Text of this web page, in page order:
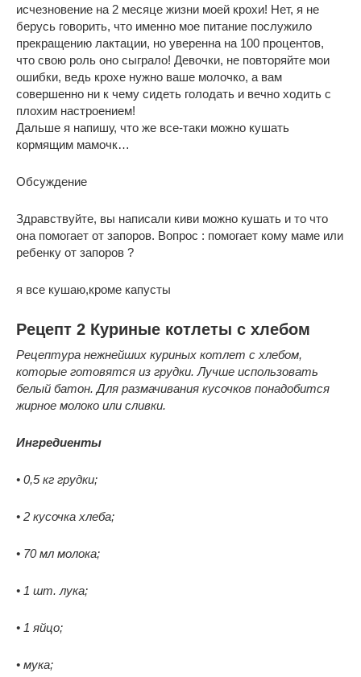
исчезновение на 2 месяце жизни моей крохи! Нет, я не
берусь говорить, что именно мое питание послужило
прекращению лактации, но уверенна на 100 процентов,
что свою роль оно сыграло! Девочки, не повторяйте мои
ошибки, ведь крохе нужно ваше молочко, а вам
совершенно ни к чему сидеть голодать и вечно ходить с
плохим настроением!
Дальше я напишу, что же все-таки можно кушать
кормящим мамочк…
Обсуждение
Здравствуйте, вы написали киви можно кушать и то что
она помогает от запоров. Вопрос : помогает кому маме или
ребенку от запоров ?
я все кушаю,кроме капусты
Рецепт 2 Куриные котлеты с хлебом
Рецептура нежнейших куриных котлет с хлебом,
которые готовятся из грудки. Лучше использовать
белый батон. Для размачивания кусочков понадобится
жирное молоко или сливки.
Ингредиенты
• 0,5 кг грудки;
• 2 кусочка хлеба;
• 70 мл молока;
• 1 шт. лука;
• 1 яйцо;
• мука;